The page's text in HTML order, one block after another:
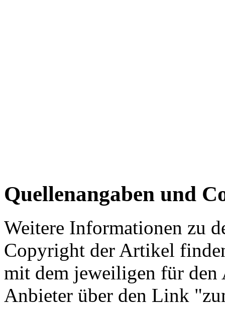
Quellenangaben und
Weitere Informationen zu
Copyright der Artikel
mit dem jeweiligen für
Anbieter über den Link